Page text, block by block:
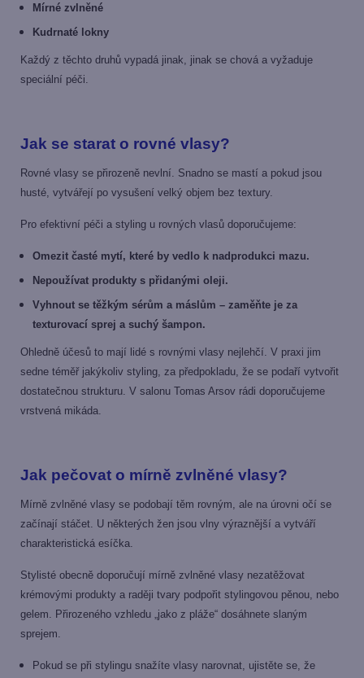
Mírné zvlněné
Kudrnaté lokny
Každý z těchto druhů vypadá jinak, jinak se chová a vyžaduje
speciální péči.
Jak se starat o rovné vlasy?
Rovné vlasy se přirozeně nevlní. Snadno se mastí a pokud jsou
husté, vytvářejí po vysušení velký objem bez textury.
Pro efektivní péči a styling u rovných vlasů doporučujeme:
Omezit časté mytí, které by vedlo k nadprodukci mazu.
Nepoužívat produkty s přidanými oleji.
Vyhnout se těžkým sérům a máslům – zaměňte je za
texturovací sprej a suchý šampon.
Ohledně účesů to mají lidé s rovnými vlasy nejlehčí. V praxi jim
sedne téměř jakýkoliv styling, za předpokladu, že se podaří vytvořit
dostatečnou strukturu. V salonu Tomas Arsov rádi doporučujeme
vrstvená mikáda.
Jak pečovat o mírně zvlněné vlasy?
Mírně zvlněné vlasy se podobají těm rovným, ale na úrovni očí se
začínají stáčet. U některých žen jsou vlny výraznější a vytváří
charakteristická esíčka.
Stylisté obecně doporučují mírně zvlněné vlasy nezatěžovat
krémovými produkty a raději tvary podpořit stylingovou pěnou, nebo
gelem. Přirozeného vzhledu „jako z pláže“ dosáhnete slaným
sprejem.
Pokud se při stylingu snažíte vlasy narovnat, ujistěte se, že